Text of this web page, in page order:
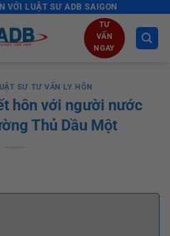
VỚI LUẬT SƯ ADB SAIGON
TƯ
VẤN
NGAY
SƯ TƯ VẤN LY HÔN
hôn với người nước
Thủ Dầu Một